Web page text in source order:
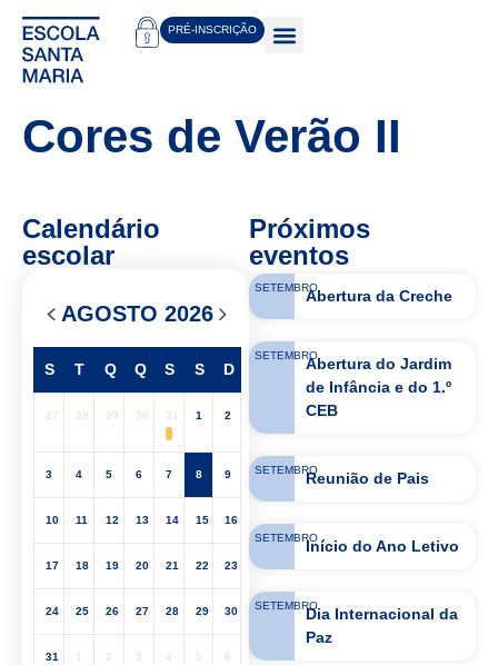
PRÉ-INSCRIÇÃO
Cores de Verão II
Calendário
escolar
AGOSTO 2026
S T Q Q S S D
1 2
3 4 5 6 7 8 9
10 11 12 13 14 15 16
17 18 19 20 21 22 23
24 25 26 27 28 29 30
31
Próximos
eventos
SETEMBROAbertura da Creche
SETEMBROAbertura do Jardim
de Infância e do 1.º
CEB
SETEMBROReunião de Pais
SETEMBROInício do Ano Letivo
SETEMBRODia Internacional da
Paz